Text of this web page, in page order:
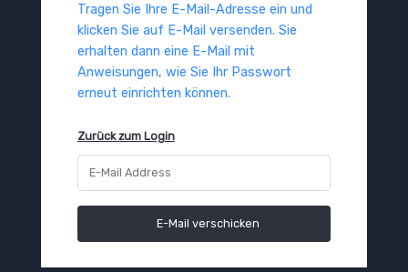
Tragen Sie Ihre E-Mail-Adresse ein und
klicken Sie auf E-Mail versenden. Sie
erhalten dann eine E-Mail mit
Anweisungen, wie Sie Ihr Passwort
erneut einrichten können.
Zurück zum Login